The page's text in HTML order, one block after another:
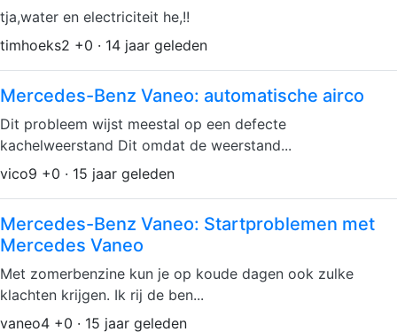
tja,water en electriciteit he,!!
timhoeks2 +0 · 14 jaar geleden
Mercedes-Benz Vaneo: automatische airco
Dit probleem wijst meestal op een defecte
kachelweerstand Dit omdat de weerstand...
vico9 +0 · 15 jaar geleden
Mercedes-Benz Vaneo: Startproblemen met
Mercedes Vaneo
Met zomerbenzine kun je op koude dagen ook zulke
klachten krijgen. Ik rij de ben...
vaneo4 +0 · 15 jaar geleden